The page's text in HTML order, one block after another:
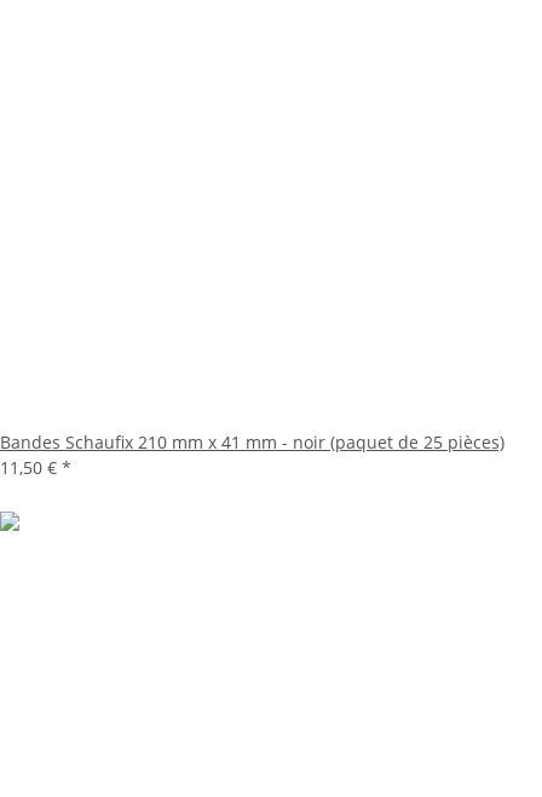
Bandes Schaufix 210 mm x 41 mm - noir (paquet de 25 pièces)
11,50 € *